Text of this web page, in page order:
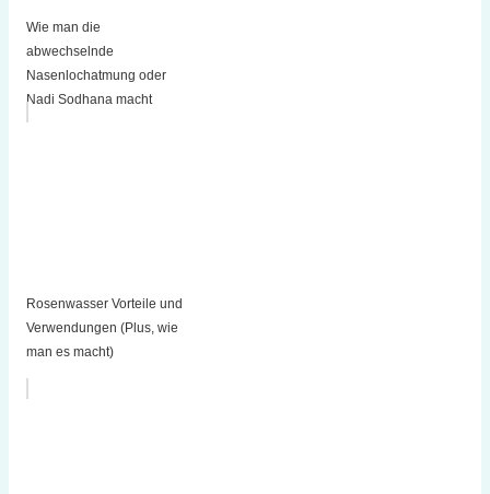
Wie man die
abwechselnde
Nasenlochatmung oder
Nadi Sodhana macht
Rosenwasser Vorteile und
Verwendungen (Plus, wie
man es macht)